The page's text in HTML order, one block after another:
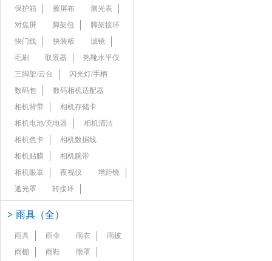
保护箱
擦屏布
测光表
对焦屏
脚架包
脚架接环
快门线
快装板
滤镜
毛刷
取景器
热靴水平仪
三脚架/云台
闪光灯/手柄
数码包
数码相机适配器
相机背带
相机存储卡
相机电池/充电器
相机清洁
相机色卡
相机数据线
相机贴膜
相机腕带
相机眼罩
夜视仪
增距镜
遮光罩
转接环
> 雨具（全）
雨具 雨伞 雨衣
雨披
雨棚
雨鞋 雨罩